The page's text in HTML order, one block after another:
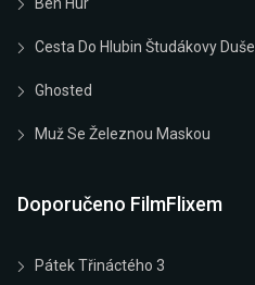
Ben Hur
Cesta Do Hlubin Študákovy Duše
Ghosted
Muž Se Železnou Maskou
Doporučeno FilmFlixem
Pátek Třináctého 3